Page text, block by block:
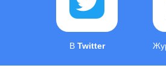
В Twitter